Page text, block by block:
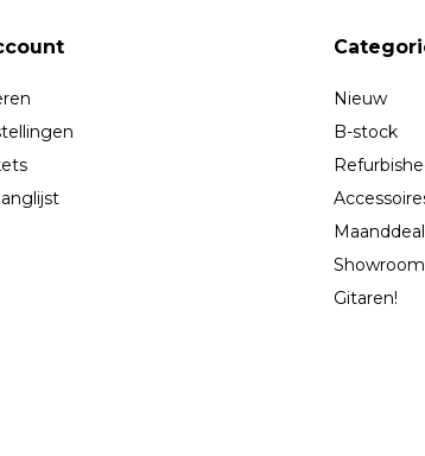
Nieuw
B-stock
Showroom
Gitaren!